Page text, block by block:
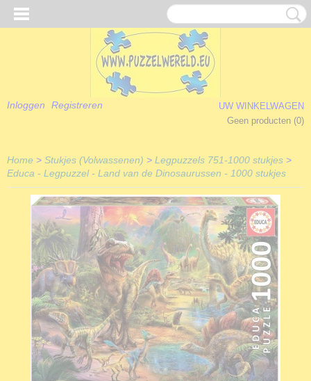
Inloggen Registreren
UW WINKELWAGEN
Geen producten (0)
Home > Stukjes (Volwassenen) > Legpuzzels 751-1000 stukjes >
Educa - Legpuzzel - Land van de Dinosaurussen - 1000 stukjes